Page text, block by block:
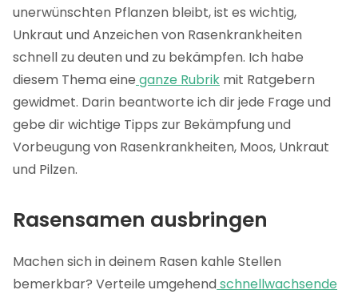
unerwünschten Pflanzen bleibt, ist es wichtig,
Unkraut und Anzeichen von Rasenkrankheiten
schnell zu deuten und zu bekämpfen. Ich habe
diesem Thema eine ganze Rubrik mit Ratgebern
gewidmet. Darin beantworte ich dir jede Frage und
gebe dir wichtige Tipps zur Bekämpfung und
Vorbeugung von Rasenkrankheiten, Moos, Unkraut
und Pilzen.
Rasensamen ausbringen
Machen sich in deinem Rasen kahle Stellen
bemerkbar? Verteile umgehendschnellwachsende